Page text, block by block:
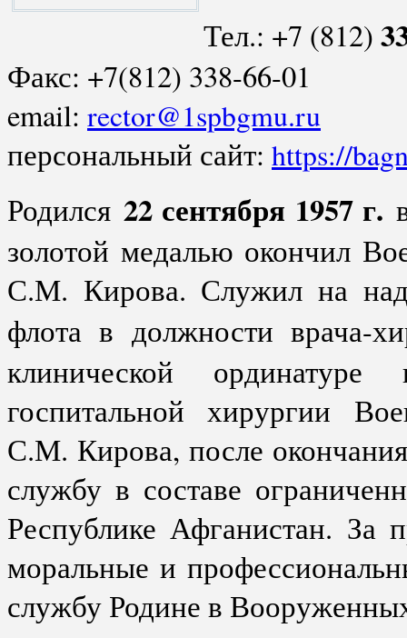
Тел.: +7 (812)
Факс: +7(812) 338-66-01
email: rector@1spbgmu.ru
персональный сайт: https://
Родился 22 сентября 1957 г.
золотой медалью окончил
С.М. Кирова. Служил на
флота в должности врача-
клинической
госпитальной хирургии
С.М. Кирова, после
службу в составе
Республике Афганистан. За
моральные и
службу Родине в